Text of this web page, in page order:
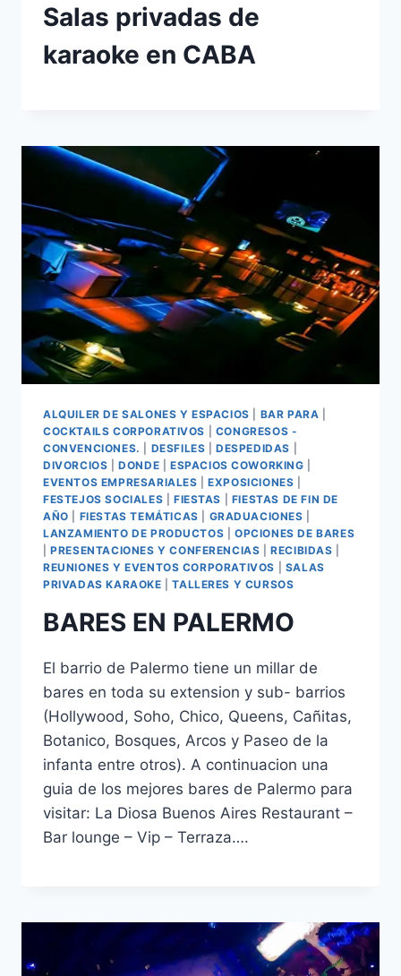
Salas privadas de
karaoke en CABA
ALQUILER DE SALONES Y ESPACIOS BAR PARA
COCKTAILS CORPORATIVOS
CONGRESOS -
CONVENCIONES.
DESFILES |DESPEDIDAS
DIVORCIOS |DONDE ESPACIOS COWORKING
EVENTOS EMPRESARIALES |EXPOSICIONES
FESTEJOS SOCIALES
FIESTAS
FIESTAS DE FIN DE
AÑO
FIESTAS TEMÁTICAS GRADUACIONES
LANZAMIENTO DE PRODUCTOS |OPCIONES DE BARES
|PRESENTACIONES Y CONFERENCIAS |RECIBIDAS
REUNIONES Y EVENTOS CORPORATIVOS
SALAS
PRIVADAS KARAOKE |TALLERES Y CURSOS
BARES EN PALERMO
El barrio de Palermo tiene un millar de
bares en toda su extension y sub- barrios
(Hollywood, Soho, Chico, Queens, Cañitas,
Botanico, Bosques, Arcos y Paseo de la
infanta entre otros). A continuacion una
guia de los mejores bares de Palermo para
visitar: La Diosa Buenos Aires Restaurant –
Bar lounge – Vip – Terraza….